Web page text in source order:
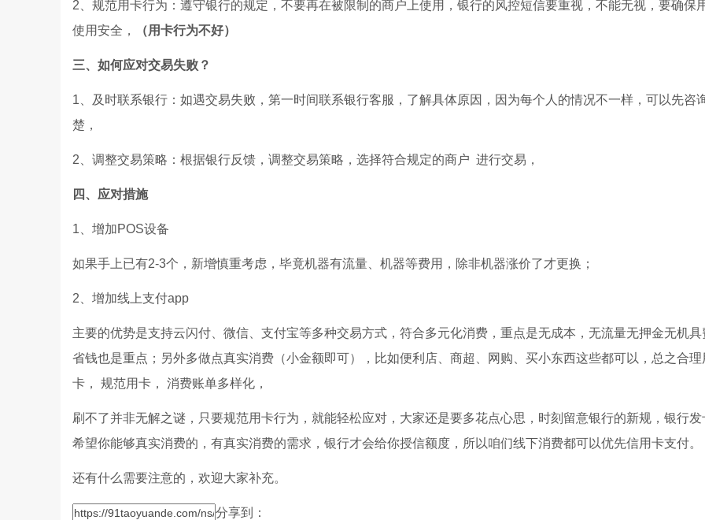
2、规范用卡行为：遵守银行的规定，不要再在被限制的商户上使用，银行的风控短信要重视，不能无视，要确保
使用安全，
（用卡行为不好）
三、如何应对交易失败？
1、及时联系银行：如遇交易失败，第一时间联系银行客服，了解具体原因，因为每个人的情况不一样，可以先咨
楚，
2、调整交易策略：根据银行反馈，调整交易策略，选择符合规定的商户 进行交易，
四、应对措施
1、增加POS设备
如果手上已有2-3个，新增慎重考虑，毕竟机器有流量、机器等费用，除非机器涨价了才更换；
2、增加线上支付app
主要的优势是支持云闪付、微信、支付宝等多种交易方式，符合多元化消费，重点是无成本，无流量无押金无机具
省钱也是重点；另外多做点真实消费（小金额即可），比如便利店、商超、网购、买小东西这些都可以，总之合理
卡， 规范用卡， 消费账单多样化，
刷不了并非无解之谜，只要规范用卡行为，就能轻松应对，大家还是要多花点心思，时刻留意银行的新规，银行发
希望你能够真实消费的，有真实消费的需求，银行才会给你授信额度，所以咱们线下消费都可以优先信用卡支付。
还有什么需要注意的，欢迎大家补充。
分享到：